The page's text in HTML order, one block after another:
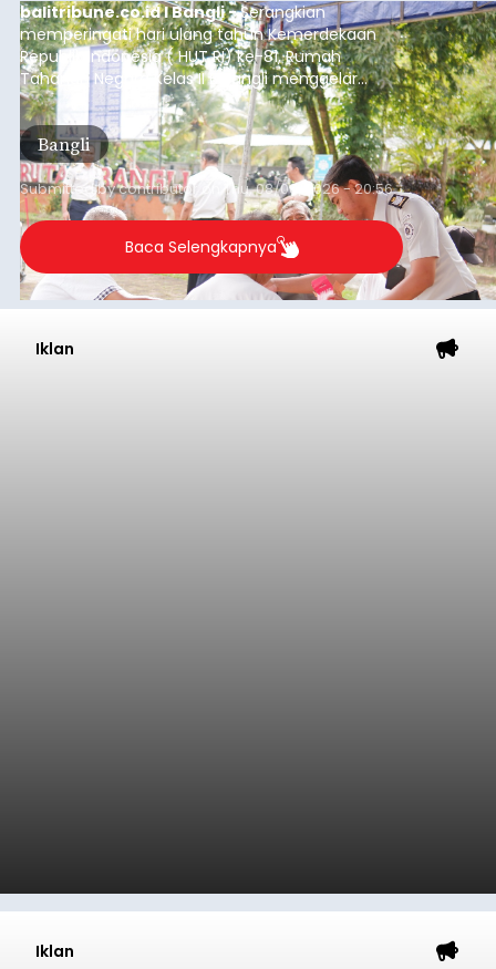
balitribune.co.id I Bangli -Serangkian
memperingati hari ulang tahun Kemerdekaan
Republik Indonesia ( HUT RI) ke-81, Rumah
Tahanan Negara Kelas II B Bangli menggelar
kegiatan pemeriksaan kesehatan gratis, Rabu
(6/8/2026).
Bangli
Submitted bycontributor Thu, 08/06/2026 - 20:56
Baca Selengkapnya
Iklan
Iklan